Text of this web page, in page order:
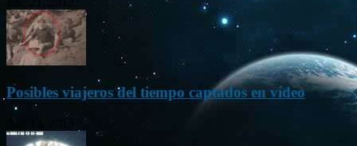
Posibles viajeros del tiempo captados en vídeo
Abr 13, 2013